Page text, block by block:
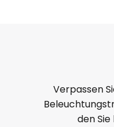
Verpassen
den